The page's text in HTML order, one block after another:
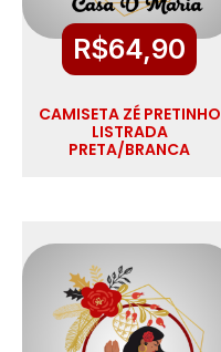
R$64,90
CAMISETA ZÉ PRETINHO
LISTRADA
PRETA/BRANCA